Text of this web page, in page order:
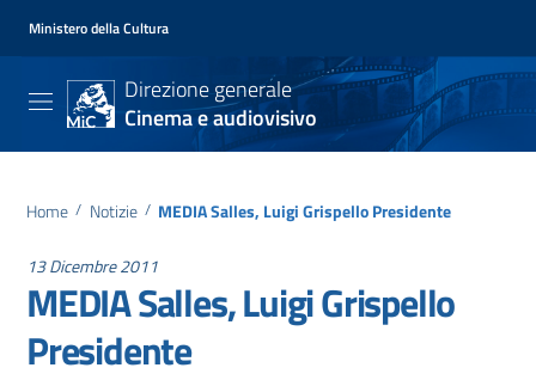
Ministero della Cultura
Direzione generale
Cinema e audiovisivo
Home / Notizie / MEDIA Salles, Luigi Grispello Presidente
13 Dicembre 2011
MEDIA Salles, Luigi Grispello
Presidente